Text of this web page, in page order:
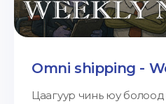
Omni shipping -
Цаагуур чинь юу